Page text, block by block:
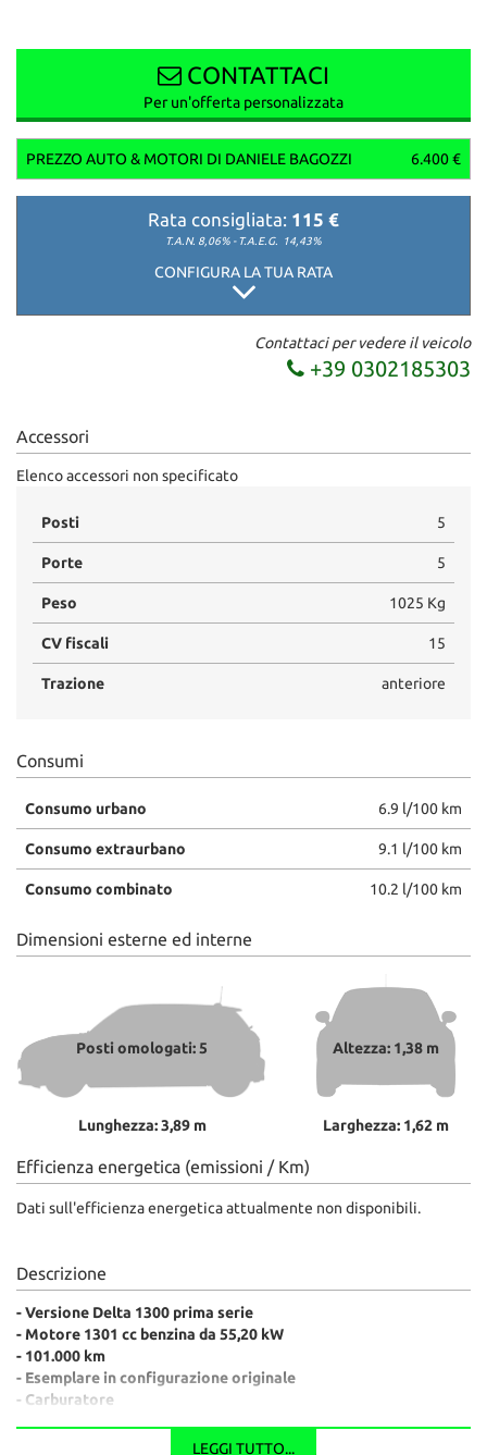
CONTATTACI
Per un'offerta personalizzata
PREZZO AUTO & MOTORI DI DANIELE BAGOZZI 6.400 €
Rata consigliata: 115 €
T.A.N. 8,06% - T.A.E.G. 14,43%
CONFIGURA LA TUA RATA
Contattaci per vedere il veicolo
+39 0302185303
Accessori
Elenco accessori non specificato
Posti 5
Porte 5
Peso 1025 Kg
CV fiscali 15
Trazione anteriore
Consumi
Consumo urbano 6.9 l/100 km
Consumo extraurbano 9.1 l/100 km
Consumo combinato 10.2 l/100 km
Dimensioni esterne ed interne
Posti omologati: 5
Lunghezza: 3,89 m
Altezza: 1,38 m
Larghezza: 1,62 m
Efficienza energetica (emissioni / Km)
Dati sull'efficienza energetica attualmente non disponibili.
Descrizione
- Versione Delta 1300 prima serie
- Motore 1301 cc benzina da 55,20 kW
- 101.000 km
- Esemplare in configurazione originale
- Carburatore
Lancia Delta prima serie immatricolata 07/1981, uno dei modelli
LEGGI TUTTO...